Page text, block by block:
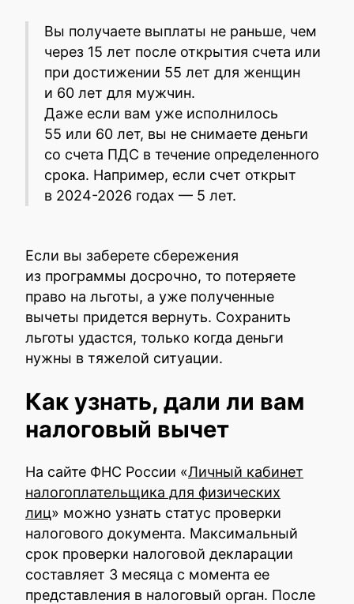
Вы получаете выплаты не раньше, чем
через 15 лет после открытия счета или
при достижении 55 лет для женщин
и 60 лет для мужчин.
Даже если вам уже исполнилось
55 или 60 лет, вы не снимаете деньги
со счета ПДС в течение определенного
срока. Например, если счет открыт
в 2024-2026 годах — 5 лет.
Если вы заберете сбережения
из программы досрочно, то потеряете
право на льготы, а уже полученные
вычеты придется вернуть. Сохранить
льготы удастся, только когда деньги
нужны в тяжелой ситуации.
Как узнать, дали ли вам
налоговый вычет
На сайте ФНС России «Личный кабинет
налогоплательщика для физических
лиц» можно узнать статус проверки
налогового документа. Максимальный
срок проверки налоговой декларации
составляет 3 месяца с момента ее
представления в налоговый орган. После